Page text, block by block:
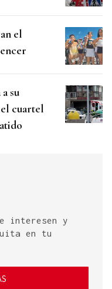
el
su
cuartel
interesen y
en tu